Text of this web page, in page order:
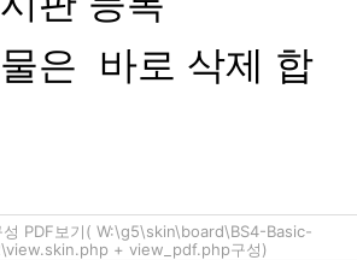
은 바로 삭제 합
성 PDF보기( W:\g5\skin\board\BS4-Basic-
+ view_pdf.php구성)